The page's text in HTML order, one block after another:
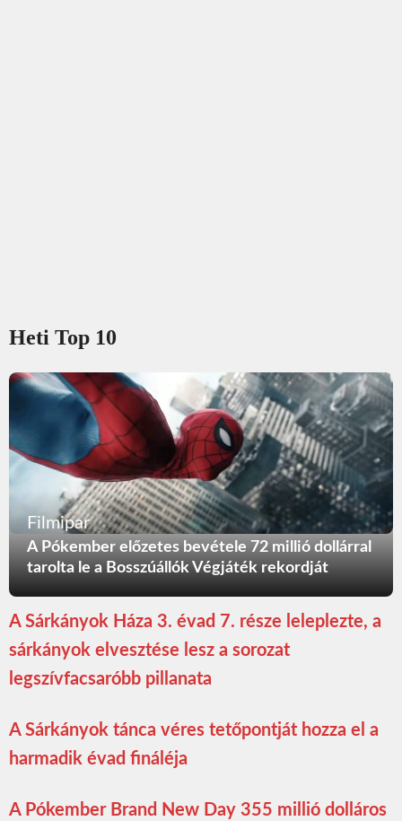
Heti Top 10
Filmipar
A Pókember előzetes bevétele 72 millió dollárral
tarolta le a Bosszúállók Végjáték rekordját
A Sárkányok Háza 3. évad 7. része leleplezte, a
sárkányok elvesztése lesz a sorozat
legszívfacsaróbb pillanata
A Sárkányok tánca véres tetőpontját hozza el a
harmadik évad fináléja
A Pókember Brand New Day 355 millió dolláros